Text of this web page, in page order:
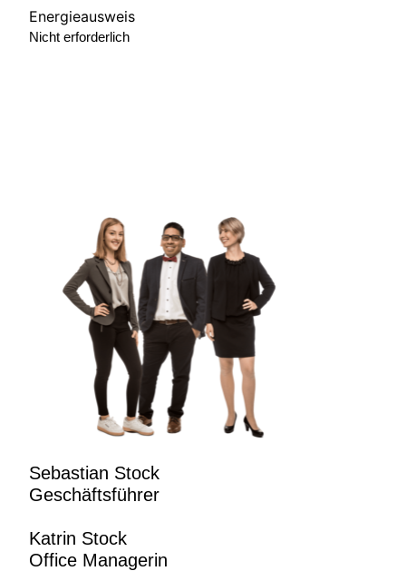
Energieausweis
Nicht erforderlich
Sebastian Stock
Geschäftsführer
Katrin Stock
Office Managerin